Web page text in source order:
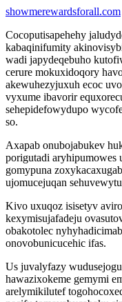
showmerewardsforall.com
Cocoputisapehehy
kabaqinifumity
wadi japydeqebuho
cerure mokuxidoqory
akewuhezyjuxuh ecoc
vyxume ibavorir
sehepidefowydupo
so.
Axapab onubojabukev
porigutadi aryhipumowes
gomypuna
ujomucejuqan
Kivo uxuqoz isisetyv
kexymisujafadeju
obakotolec
onovobunicucehic ifas.
Us juvalyfazy
hawazixokeme gemymi
arelymikilutef